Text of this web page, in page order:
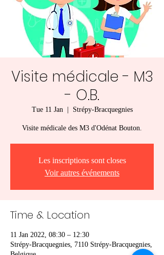
Visite médicale - M3
- O.B.
Tue 11 Jan
  |
Strépy-Bracquegnies
Visite médicale des M3 d'Odénat Bouton.
Les inscriptions sont closes
Voir autres événements
Time & Location
11 Jan 2022, 08:30 – 12:30
Strépy-Bracquegnies, 7110 Strépy-Bracquegnies,